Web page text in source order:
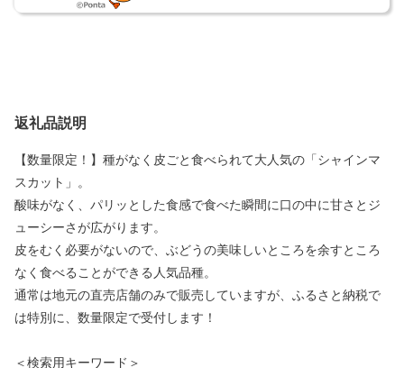
返礼品説明
【数量限定！】種がなく皮ごと食べられて大人気の「シャインマ
スカット」。
酸味がなく、パリッとした食感で食べた瞬間に口の中に甘さとジ
ューシーさが広がります。
皮をむく必要がないので、ぶどうの美味しいところを余すところ
なく食べることができる人気品種。
通常は地元の直売店舗のみで販売していますが、ふるさと納税で
は特別に、数量限定で受付します！
＜検索用キーワード＞